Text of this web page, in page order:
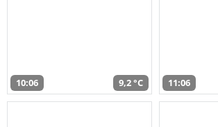
10:06 9,2 °C 11:06